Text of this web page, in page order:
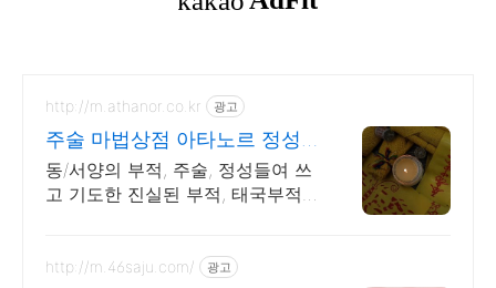
http://m.athanor.co.kr 광고
주술 마법상점 아타노르 정성
들여 기도하여 쓴 부적
동/서양의 부적, 주술, 정성들여 쓰
고 기도한 진실된 부적, 태국부적
http://m.46saju.com/ 광고